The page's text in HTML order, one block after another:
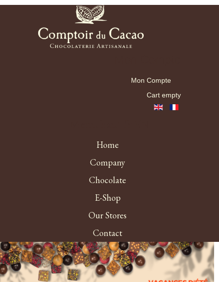
Mon Compte
Cart empty
Home
Company
Chocolate
E-Shop
Our Stores
Contact